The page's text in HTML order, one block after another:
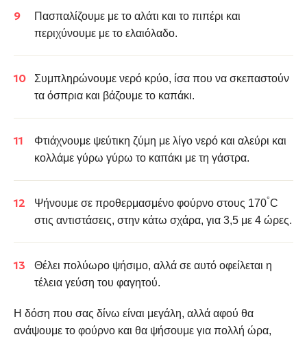
Πασπαλίζουμε με το αλάτι και το πιπέρι και
περιχύνουμε με το ελαιόλαδο.
Συμπληρώνουμε νερό κρύο, ίσα που να σκεπαστούν
τα όσπρια και βάζουμε το καπάκι.
Φτιάχνουμε ψεύτικη ζύμη με λίγο νερό και αλεύρι και
κολλάμε γύρω γύρω το καπάκι με τη γάστρα.
Ψήνουμε σε προθερμασμένο φούρνο στους 170°C
στις αντιστάσεις, στην κάτω σχάρα, για 3,5 με 4 ώρες.
Θέλει πολύωρο ψήσιμο, αλλά σε αυτό οφείλεται η
τέλεια γεύση του φαγητού.
Η δόση που σας δίνω είναι μεγάλη, αλλά αφού θα
ανάψουμε το φούρνο και θα ψήσουμε για πολλή ώρα,